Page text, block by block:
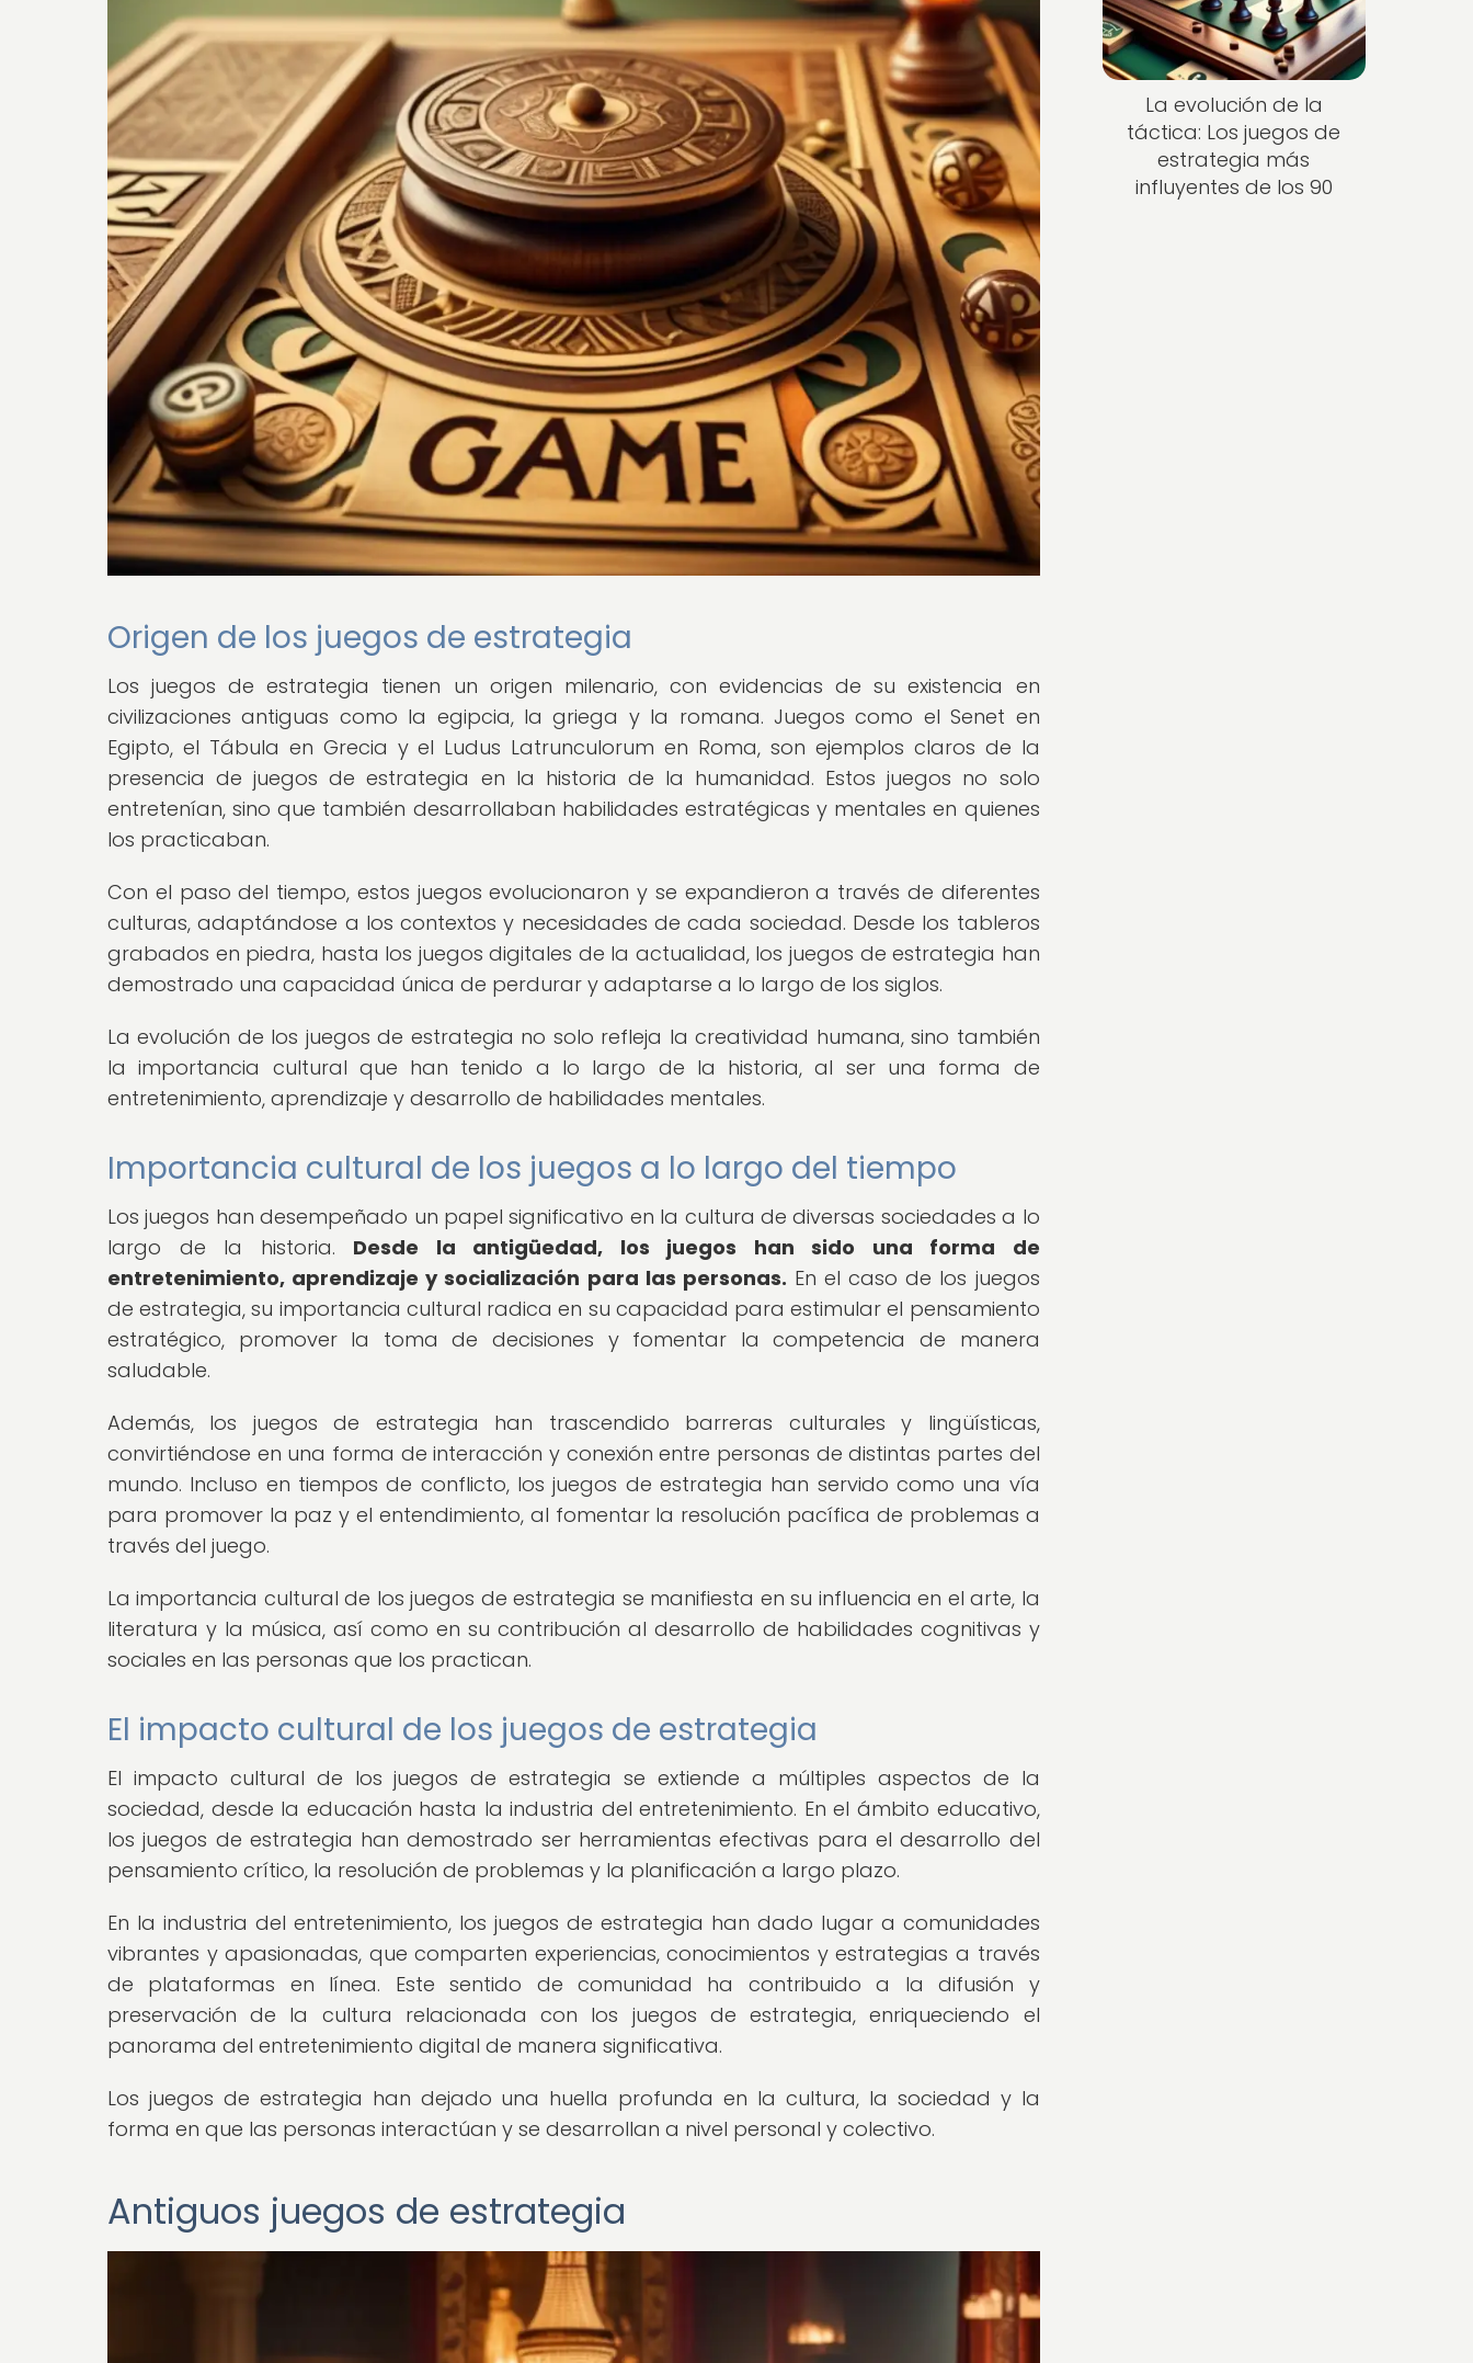
Origen de los juegos de estrategia
Los juegos de estrategia tienen un origen milenario, con evidencias de su existencia en
civilizaciones antiguas como la egipcia, la griega y la romana. Juegos como el Senet en
Egipto, el Tábula en Grecia y el Ludus Latrunculorum en Roma, son ejemplos claros de la
presencia de juegos de estrategia en la historia de la humanidad. Estos juegos no solo
entretenían, sino que también desarrollaban habilidades estratégicas y mentales en quienes
los practicaban.
Con el paso del tiempo, estos juegos evolucionaron y se expandieron a través de diferentes
culturas, adaptándose a los contextos y necesidades de cada sociedad. Desde los tableros
grabados en piedra, hasta los juegos digitales de la actualidad, los juegos de estrategia han
demostrado una capacidad única de perdurar y adaptarse a lo largo de los siglos.
La evolución de los juegos de estrategia no solo refleja la creatividad humana, sino también
la importancia cultural que han tenido a lo largo de la historia, al ser una forma de
entretenimiento, aprendizaje y desarrollo de habilidades mentales.
Importancia cultural de los juegos a lo largo del tiempo
Los juegos han desempeñado un papel significativo en la cultura de diversas sociedades a lo
largo de la historia. Desde la antigüedad, los juegos han sido una forma de
entretenimiento, aprendizaje y socialización para las personas. En el caso de los juegos
de estrategia, su importancia cultural radica en su capacidad para estimular el pensamiento
estratégico, promover la toma de decisiones y fomentar la competencia de manera
saludable.
Además, los juegos de estrategia han trascendido barreras culturales y lingüísticas,
convirtiéndose en una forma de interacción y conexión entre personas de distintas partes del
mundo. Incluso en tiempos de conflicto, los juegos de estrategia han servido como una vía
para promover la paz y el entendimiento, al fomentar la resolución pacífica de problemas a
través del juego.
La importancia cultural de los juegos de estrategia se manifiesta en su influencia en el arte, la
literatura y la música, así como en su contribución al desarrollo de habilidades cognitivas y
sociales en las personas que los practican.
El impacto cultural de los juegos de estrategia
El impacto cultural de los juegos de estrategia se extiende a múltiples aspectos de la
sociedad, desde la educación hasta la industria del entretenimiento. En el ámbito educativo,
los juegos de estrategia han demostrado ser herramientas efectivas para el desarrollo del
pensamiento crítico, la resolución de problemas y la planificación a largo plazo.
En la industria del entretenimiento, los juegos de estrategia han dado lugar a comunidades
vibrantes y apasionadas, que comparten experiencias, conocimientos y estrategias a través
de plataformas en línea. Este sentido de comunidad ha contribuido a la difusión y
preservación de la cultura relacionada con los juegos de estrategia, enriqueciendo el
panorama del entretenimiento digital de manera significativa.
Los juegos de estrategia han dejado una huella profunda en la cultura, la sociedad y la
forma en que las personas interactúan y se desarrollan a nivel personal y colectivo.
Antiguos juegos de estrategia
La evolución de la
táctica: Los juegos de
estrategia más
influyentes de los 90